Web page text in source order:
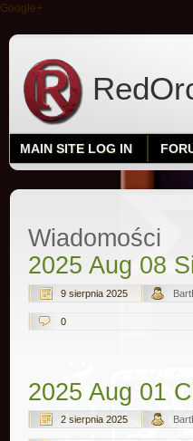
Google+
MAIN SITE LOG IN
Wiadomości
2025 Aug 08
9 sierpnia 2025
0
2025 Aug 01
2 sierpnia 2025